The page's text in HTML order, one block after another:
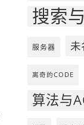
搜索
服务器 未
离奇的CODE
算法与